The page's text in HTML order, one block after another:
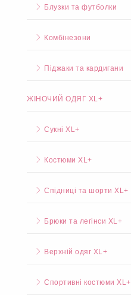
Блузки та футболки
Комбінезони
Піджаки та кардигани
ЖІНОЧИЙ ОДЯГ XL+
Сукні XL+
Костюми XL+
Спідниці та шорти XL+
Брюки та легінси XL+
Верхній одяг XL+
Спортивні костюми XL+